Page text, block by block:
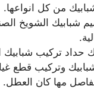
من كل انواعها.
شبابيك الشويخ
حداد تركيب شبابيك
وتركيب قطع
مها كان العطل.